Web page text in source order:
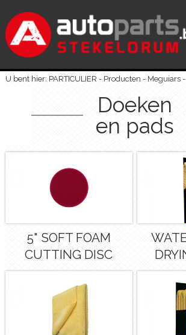
U bent hier: PARTICULIER - Producten - Meguiars-
Doeken
en pads
5" SOFT FOAM
CUTTING DISC